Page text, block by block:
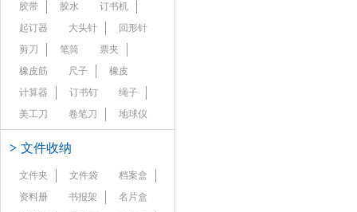
胶带 胶水
订书机
起订器
大头针
回形针
剪刀
笔筒
票夹
橡皮筋
尺子
橡皮
计算器
订书钉
绳子
美工刀
卷笔刀 地球仪
> 文件收纳
文件夹 文件袋
档案盒
资料册
书报架
名片盒